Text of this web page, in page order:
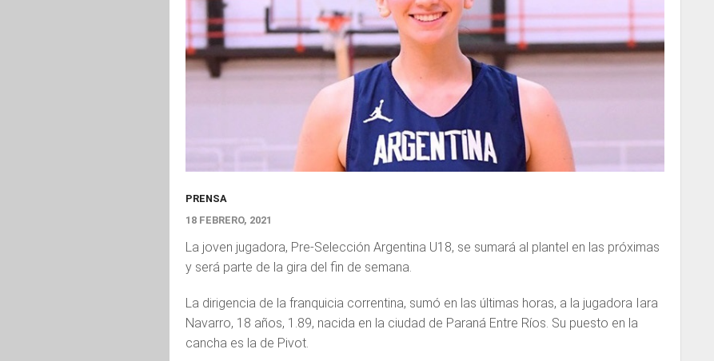
PRENSA
18 FEBRERO, 2021
La joven jugadora, Pre-Selección Argentina U18, se sumará al plantel en las próximas
y será parte de la gira del fin de semana.
La dirigencia de la franquicia correntina, sumó en las últimas horas, a la jugadora Iara
Navarro, 18 años, 1.89, nacida en la ciudad de Paraná Entre Ríos. Su puesto en la
cancha es la de Pivot.